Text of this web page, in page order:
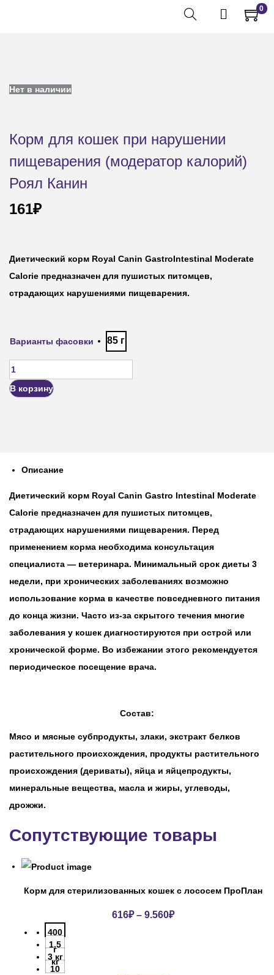
0
Нет в наличии
Корм для кошек при нарушении
пищеварения (модератор калорий)
Роял Канин
161₽
Диетический корм Royal Canin GastroIntestinal Moderate
Calorie предназначен для пушистых питомцев,
страдающих нарушениями пищеварения.
Варианты фасовки 85 г
В корзину
Описание
Диетический корм Royal Canin Gastro Intestinal Moderate
Calorie предназначен для пушистых питомцев,
страдающих нарушениями пищеварения. Перед
применением корма необходима консультация
специалиста — ветеринара. Минимальный срок диеты 3
недели, при хронических заболеваниях возможно
использование корма в качестве повседневного питания
до конца жизни. Часто из-за скрытого течения многие
заболевания у кошек диагностируются при острой или
хронической форме. Во избежании этого рекомендуется
периодическое посещение врача.
Состав:
Мясо и мясные субпродукты, злаки, экстракт белков
растительного происхождения, продукты растительного
происхождения (дериваты), яйца и яйцепродукты,
минеральные вещества, масла и жиры, углеводы,
дрожжи.
Сопутствующие товары
Корм для стерилизованных кошек с лососем ПроПлан
616₽– 9.560₽
400
г
1.5
кг
3 кг
10